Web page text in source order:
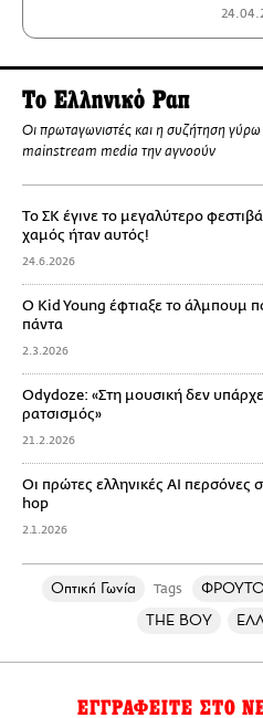
To Eλληνικό Ραπ
Οι πρωταγωνιστές και η συζήτηση
mainstream media την αγνοούν
Το ΣΚ έγινε το μεγαλύτερο
χαμός ήταν αυτός!
24.6.2026
Ο Kid Young έφτιαξε το άλμπουμ
πάντα
2.3.2026
Odydoze: «Στη μουσική δεν
ρατσισμός»
21.2.2026
Οι πρώτες ελληνικές AI περσόνες
hop
2.1.2026
Οπτική Γωνία Tags
THE BOY
ΕΓΓΡΑΦΕΙΤΕ ΣΤΟ